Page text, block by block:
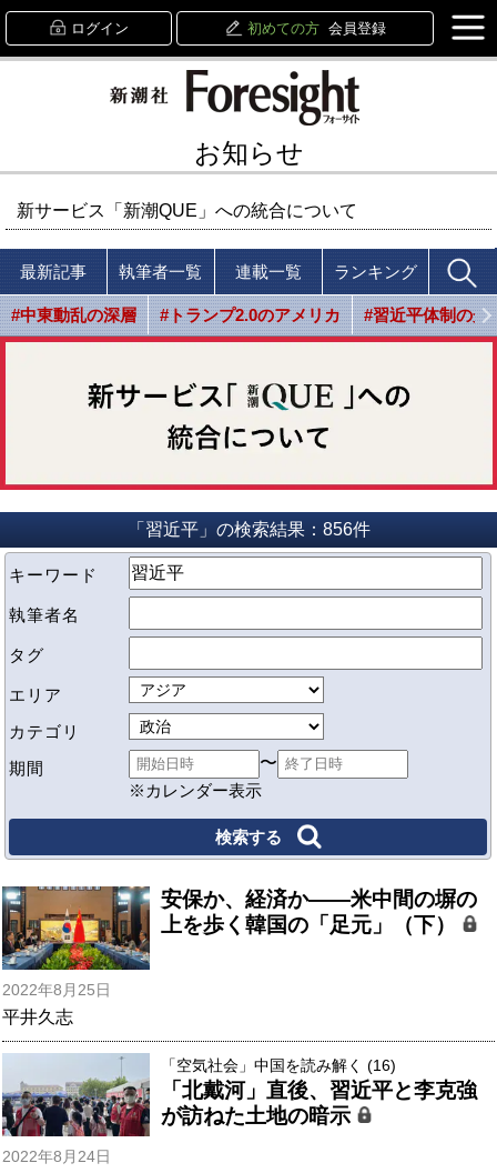
ログイン 初めての方 会員登録
お知らせ
新サービス「新潮QUE」への統合について
最新記事 執筆者一覧 連載一覧 ランキング
#中東動乱の深層 #トランプ2.0のアメリカ #習近平体制の光
「習近平」の検索結果：856件
キーワード
執筆者名
タグ
エリア
カテゴリ
期間
〜
※カレンダー表示
安保か、経済か――米中間の塀の
上を歩く韓国の「足元」（下）
2022年8月25日
平井久志
「空気社会」中国を読み解く (16)
「北戴河」直後、習近平と李克強
が訪ねた土地の暗示
2022年8月24日